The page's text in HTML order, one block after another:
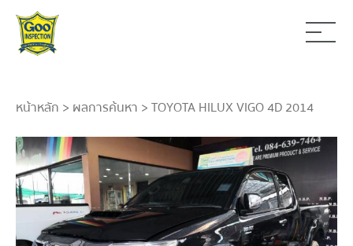
หน้าหลัก > ผลการค้นหา > TOYOTA HILUX VIGO 4D 2014